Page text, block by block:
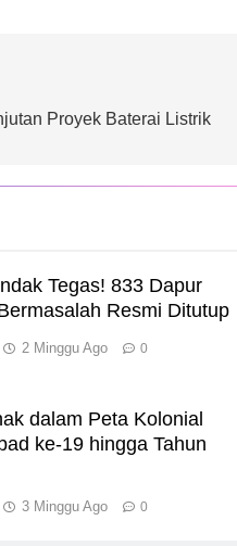
Proyek Baterai Listrik
Tegas! 833 Dapur
Resmi Ditutup
2 Minggu Ago 0
dalam Peta Kolonial
ke-19 hingga Tahun
3 Minggu Ago 0